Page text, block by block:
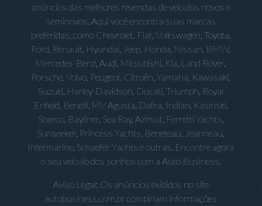
anúncios das melhores revendas de veículos novos e
seminovos. Aqui você encontra suas marcas
preferidas, como Chevrolet, Fiat, Volkswagen, Toyota,
Ford, Renault, Hyundai, Jeep, Honda, Nissan, BMW,
Mercedes-Benz, Audi, Mitsubishi, Kia, Land Rover,
Porsche, Volvo, Peugeot, Citroën, Yamaha, Kawasaki,
Suzuki, Harley-Davidson, Ducati, Triumph, Royal
Enfield, Benelli, MV Agusta, Dafra, Indian, Kasinski,
Sherco, Bayliner, Sea Ray, Azimut, Ferretti Yachts,
Sunseeker, Princess Yachts, Beneteau, Jeanneau,
Intermarine, Schaefer Yachts e outras. Encontre agora
o seu veículo dos sonhos com a Auto Business.
Aviso Legal: Os anúncios exibidos no site
autobusiness.com.br combinam informações